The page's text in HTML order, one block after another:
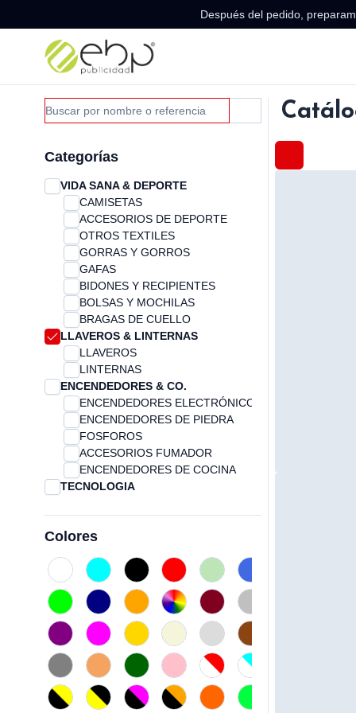
Después del pedido,
Categorías
VIDA SANA & DEPORTE
CAMISETAS
ACCESORIOS DE DEPORTE
OTROS TEXTILES
GORRAS Y GORROS
GAFAS
BIDONES Y RECIPIENTES
BOLSAS Y MOCHILAS
BRAGAS DE CUELLO
LLAVEROS & LINTERNAS
LLAVEROS
LINTERNAS
ENCENDEDORES & CO.
ENCENDEDORES ELECTRÓNICOS
ENCENDEDORES DE PIEDRA
FOSFOROS
ACCESORIOS FUMADOR
ENCENDEDORES DE COCINA
TECNOLOGIA
POWERBANK
ACCESORIOS TECNOLOGÍA
LAPICEROS Y ESTACIONES
SOPORTES Y CARGADORES
CONECTORES USB
NEGOCIOS & OFICINA
NOTAS, LIBRETAS Y AGENDAS
ACCESORIOS
PORTADOCUMENTOS OFICINA
MOCHILAS OFICINA
REGALOS
Colores